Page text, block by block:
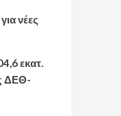
νέες
εκατ.
ΔΕΘ-